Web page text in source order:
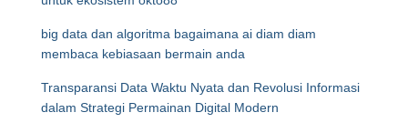
big data dan algoritma bagaimana ai diam diam
membaca kebiasaan bermain anda
Transparansi Data Waktu Nyata dan Revolusi Informasi
dalam Strategi Permainan Digital Modern